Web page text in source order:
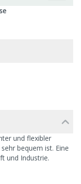
und flexibler
bequem ist. Eine
und Industrie.